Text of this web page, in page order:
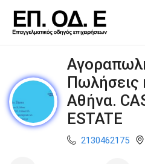
Πωλήσεις
Αθήνα.
ESTATE
2130462175